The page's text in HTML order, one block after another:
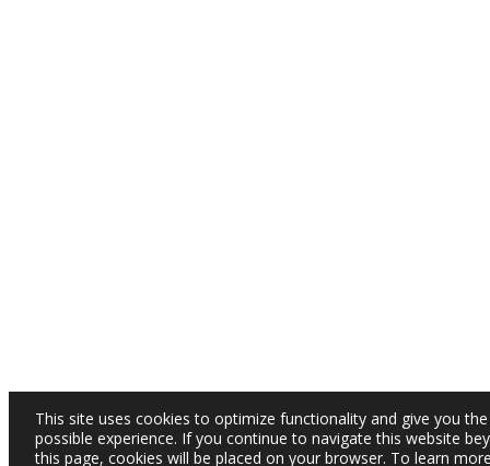
This site uses cookies to optimize functionality and give you
possible experience. If you continue to navigate this website
this page, cookies will be placed on your browser. To learn